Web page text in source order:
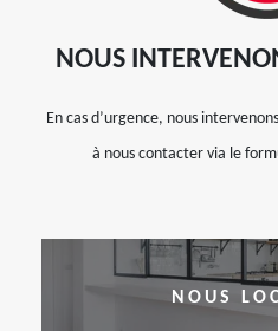
NOUS
En cas d’urgence, nous
à nous contacter via le
NOUS